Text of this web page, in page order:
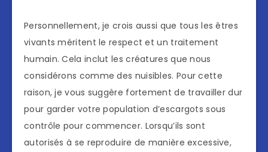
Personnellement, je crois aussi que tous les êtres
vivants méritent le respect et un traitement
humain. Cela inclut les créatures que nous
considérons comme des nuisibles. Pour cette
raison, je vous suggère fortement de travailler dur
pour garder votre population d’escargots sous
contrôle pour commencer. Lorsqu’ils sont
autorisés à se reproduire de manière excessive,